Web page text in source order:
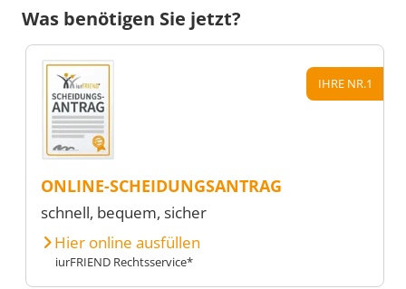
Was benötigen Sie jetzt?
IHRE NR.1
ONLINE-SCHEIDUNGSANTRAG
schnell, bequem, sicher
Hier online ausfüllen
iurFRIEND Rechtsservice*